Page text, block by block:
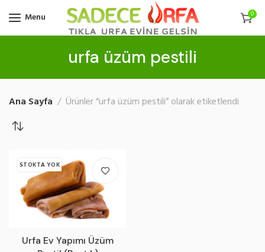
Menu 0
urfa üzüm pestili
Ana Sayfa Ürünler “urfa üzüm pestili” olarak etiketlendi
STOKTA YOK
Urfa Ev Yapımı Üzüm